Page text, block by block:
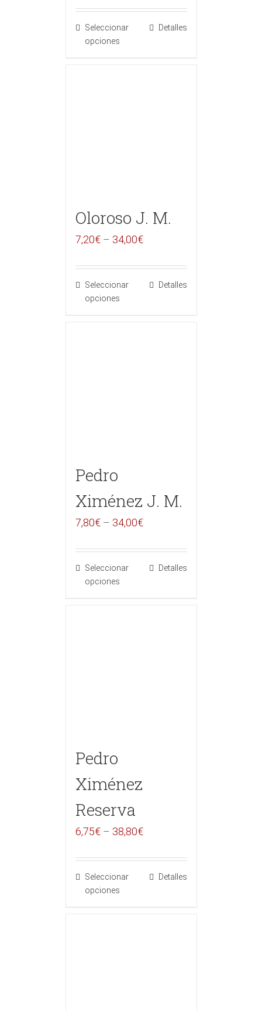
Seleccionar
opciones
Detalles
Oloroso J. M.
7,20€– 34,00€
Seleccionar
opciones
Detalles
Pedro
Ximénez J. M.
7,80€– 34,00€
Seleccionar
opciones
Detalles
Pedro
Ximénez
Reserva
6,75€– 38,80€
Seleccionar
opciones
Detalles